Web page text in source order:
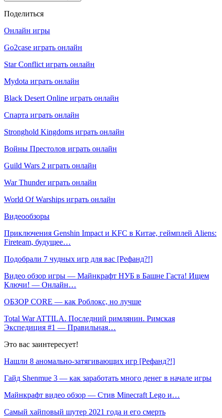
Поделиться
Онлайн игры
Go2case играть онлайн
Star Conflict играть онлайн
Mydota играть онлайн
Black Desert Online играть онлайн
Спарта играть онлайн
Stronghold Kingdoms играть онлайн
Войны Престолов играть онлайн
Guild Wars 2 играть онлайн
War Thunder играть онлайн
World Of Warships играть онлайн
Видеообзоры
Приключения Genshin Impact и KFC в Китае, геймплей Aliens:
Fireteam, будущее…
Подобрали 7 чудных игр для вас [Рефанд?!]
Видео обзор игры — Майнкрафт НУБ в Башне Гаста! Ищем
Ключи! — Онлайн…
ОБЗОР CORE — как Роблокс, но лучше
Total War ATTILA. Последний римлянин. Римская
Экспедиция #1 — Правильная…
Это вас заинтересует!
Нашли 8 аномально-затягивающих игр [Рефанд?!]
Гайд Shenmue 3 — как заработать много денег в начале игры
Майнкрафт видео обзор — Стив Minecraft Lego и…
Самый хайповый шутер 2021 года и его смерть